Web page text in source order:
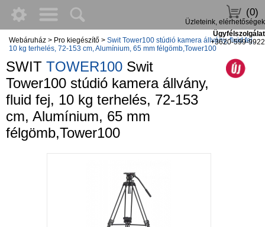
(0)
Üzleteink, elérhetőségek
Ügyfélszolgálat
+3620-599-9922
Webáruház > Pro kiegészítő > Swit Tower100 stúdió kamera állvány, fluid fej,
10 kg terhelés, 72-153 cm, Alumínium, 65 mm félgömb,Tower100
SWIT TOWER100 Swit
Tower100 stúdió kamera állvány,
fluid fej, 10 kg terhelés, 72-153
cm, Alumínium, 65 mm
félgömb,Tower100